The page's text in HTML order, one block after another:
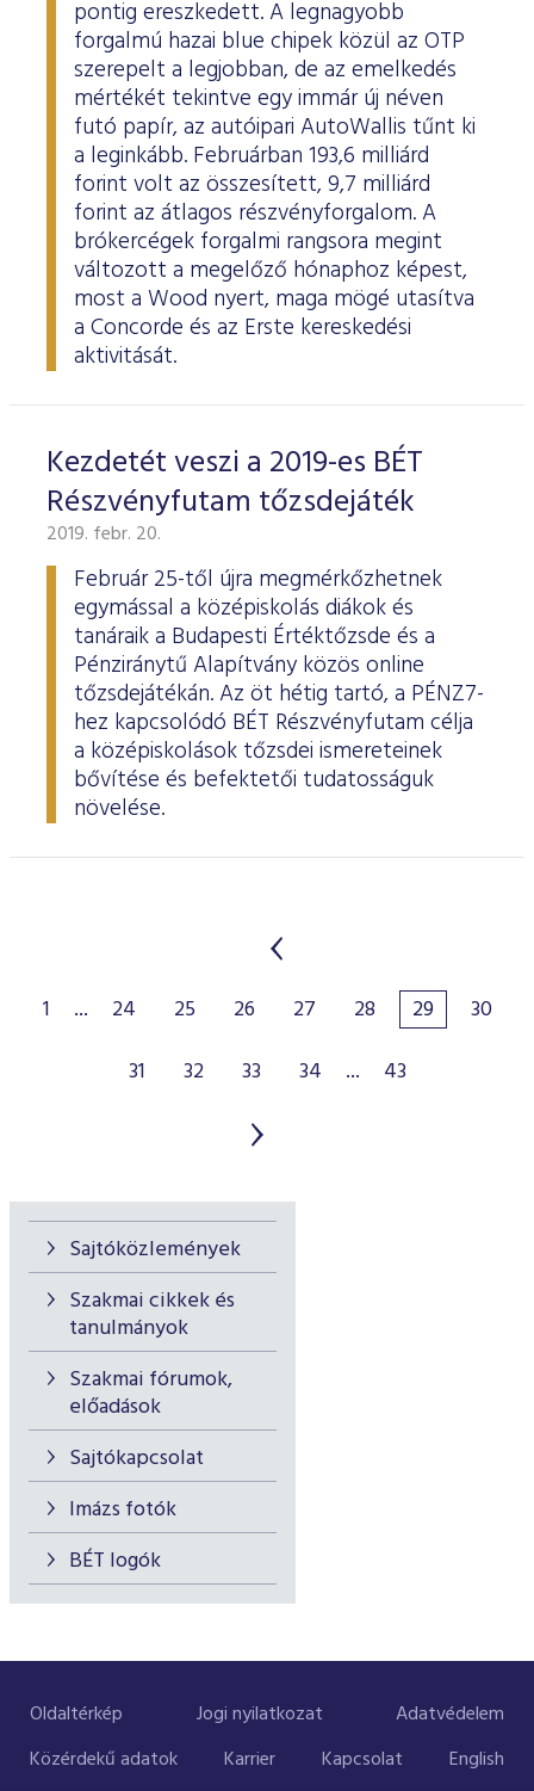
Sajtóközlemények
Szakmai cikkek és
tanulmányok
Szakmai fórumok,
előadások
Sajtókapcsolat
Imázs fotók
BÉT logók
pontig ereszkedett. A legnagyobb
forgalmú hazai blue chipek közül az OTP
szerepelt a legjobban, de az emelkedés
mértékét tekintve egy immár új néven
futó papír, az autóipari AutoWallis tűnt ki
a leginkább. Februárban 193,6 milliárd
forint volt az összesített, 9,7 milliárd
forint az átlagos részvényforgalom. A
brókercégek forgalmi rangsora megint
változott a megelőző hónaphoz képest,
most a Wood nyert, maga mögé utasítva
a Concorde és az Erste kereskedési
aktivitását.
Kezdetét veszi a 2019-es BÉT
Részvényfutam tőzsdejáték
2019. febr. 20.
Február 25-től újra megmérkőzhetnek
egymással a középiskolás diákok és
tanáraik a Budapesti Értéktőzsde és a
Pénziránytű Alapítvány közös online
tőzsdejátékán. Az öt hétig tartó, a PÉNZ7-
hez kapcsolódó BÉT Részvényfutam célja
a középiskolások tőzsdei ismereteinek
bővítése és befektetői tudatosságuk
növelése.
1 ... 24 25 26 27 28 29
30
31
32 33 34 ... 43
Oldaltérkép Jogi nyilatkozat
Adatvédelem
Közérdekű adatok
Karrier Kapcsolat English